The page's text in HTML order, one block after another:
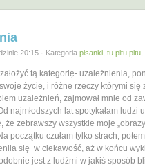
20:15 · Kategoria pisanki, tu pitu pitu
założyć tą kategorię- uzależnienia,
życie, i różne rzeczy którymi się
uzależnień, zajmował mnie od
najmłodszych lat spotykałam ludzi
że zebrawszy wszystkie moje
początku czułam tylko strach,
się w ciekawość, aż w końcu
jest z ludźmi w jakiś sposób